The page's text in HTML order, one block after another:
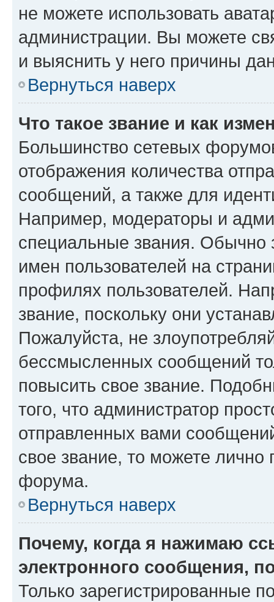
не можете использовать
администрации. Вы можете
и выяснить у него причины
Вернуться наверх
Что такое звание и как
Большинство сетевых
отображения количества
сообщений, а также для
Например, модераторы и
специальные звания. Обычно
имен пользователей на
профилях пользователей.
звание, поскольку они
Пожалуйста, не
бессмысленных сообщений
повысить свое звание.
того, что администратор
отправленных вами
свое звание, то можете лично
форума.
Вернуться наверх
Почему, когда я нажимаю
электронного сообщения,
Только зарегистрированные